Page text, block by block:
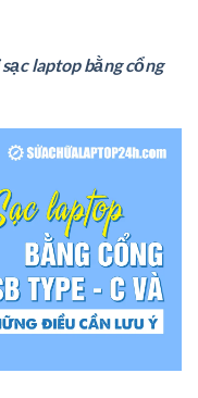
laptop bằng cổng